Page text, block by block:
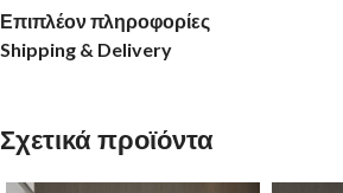
Επιπλέον πληροφορίες
Shipping & Delivery
Σχετικά προϊόντα